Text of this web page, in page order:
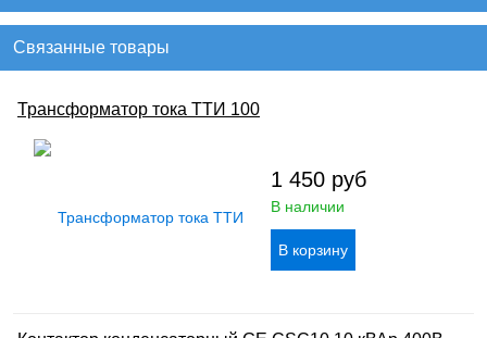
Связанные товары
Трансформатор тока ТТИ 100
1 450 руб
В наличии